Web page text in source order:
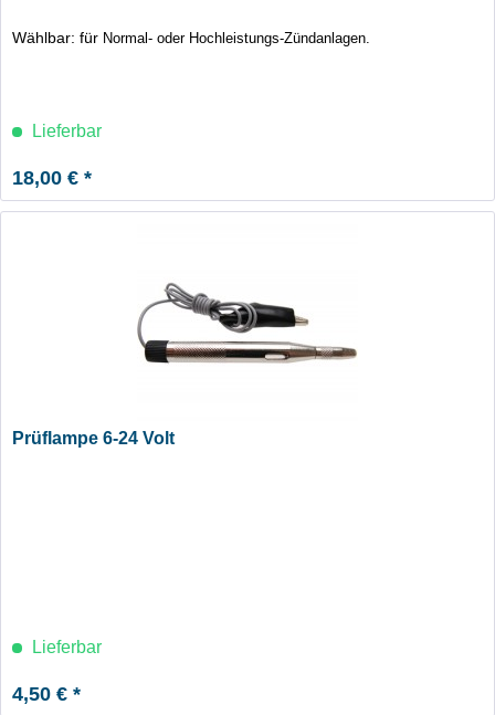
Wählbar: für Normal- oder Hochleistungs-Zündanlagen.
Lieferbar
18,00 € *
Prüflampe 6-24 Volt
Lieferbar
4,50 € *